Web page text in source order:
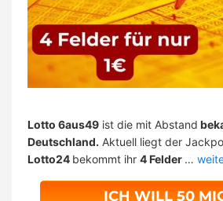
Lotto 6aus49 ist die mit Abstand
Deutschland. Aktuell liegt der
Lotto24 bekommt ihr 4 Felder …
ICH WILL 50